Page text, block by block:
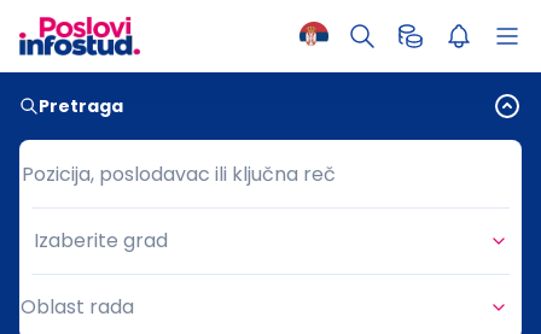
Pretraga
Pozicija, poslodavac ili ključna reč
Pozicija, poslodavac ili ključna reč
Grad
Izaberite grad
Oblast rada